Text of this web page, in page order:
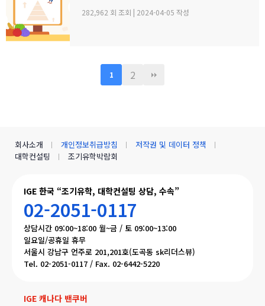
282,962 회 조회 | 2024-04-05 작성
1 2
IGE 한국 “조기유학, 대학컨설팅 상담, 수속”
02-2051-0117
상담시간 09:00~18:00 월~금 / 토 09:00~13:00
일요일/공휴일 휴무
서울시 강남구 언주로 201,201호(도곡동 sk리더스뷰)
Tel. 02-2051-0117 / Fax. 02-6442-5220
IGE 캐나다 밴쿠버
회사소개 개인정보취급방침
저작권 및 데이터 정책
대학컨설팅
조기유학박람회